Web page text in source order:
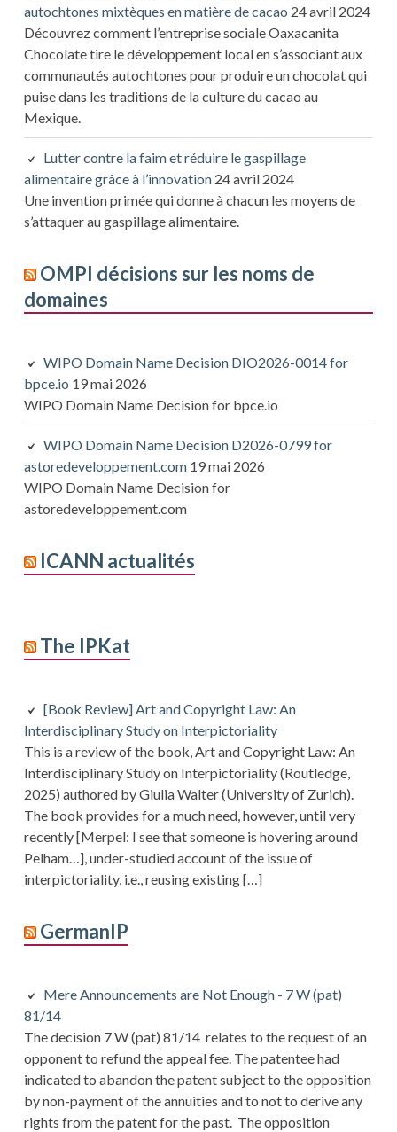
autochtones mixtèques en matière de cacao 24 avril 2024
Découvrez comment l’entreprise sociale Oaxacanita
Chocolate tire le développement local en s’associant aux
communautés autochtones pour produire un chocolat qui
puise dans les traditions de la culture du cacao au
Mexique.
Lutter contre la faim et réduire le gaspillage
alimentaire grâce à l’innovation 24 avril 2024
Une invention primée qui donne à chacun les moyens de
s’attaquer au gaspillage alimentaire.
OMPI décisions sur les noms de
domaines
WIPO Domain Name Decision DIO2026-0014 for
bpce.io 19 mai 2026
WIPO Domain Name Decision for bpce.io
WIPO Domain Name Decision D2026-0799 for
astoredeveloppement.com 19 mai 2026
WIPO Domain Name Decision for
astoredeveloppement.com
ICANN actualités
The IPKat
[Book Review] Art and Copyright Law: An
Interdisciplinary Study on Interpictoriality
This is a review of the book, Art and Copyright Law: An
Interdisciplinary Study on Interpictoriality (Routledge,
2025) authored by Giulia Walter (University of Zurich).
The book provides for a much need, however, until very
recently [Merpel: I see that someone is hovering around
Pelham…], under-studied account of the issue of
interpictoriality, i.e., reusing existing […]
GermanIP
Mere Announcements are Not Enough - 7 W (pat)
81/14
The decision 7 W (pat) 81/14 relates to the request of an
opponent to refund the appeal fee. The patentee had
indicated to abandon the patent subject to the opposition
by non-payment of the annuities and to not to derive any
rights from the patent for the past. The opposition